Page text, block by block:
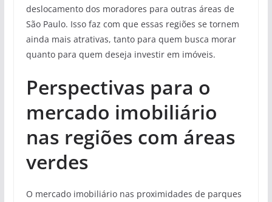
deslocamento dos moradores para outras áreas de
São Paulo. Isso faz com que essas regiões se tornem
ainda mais atrativas, tanto para quem busca morar
quanto para quem deseja investir em imóveis.
Perspectivas para o
mercado imobiliário
nas regiões com áreas
verdes
O mercado imobiliário nas proximidades de parques